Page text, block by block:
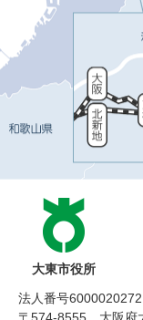
大東市役所
法人番号